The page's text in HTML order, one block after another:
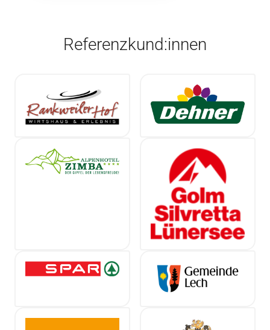
Referenzkund:innen